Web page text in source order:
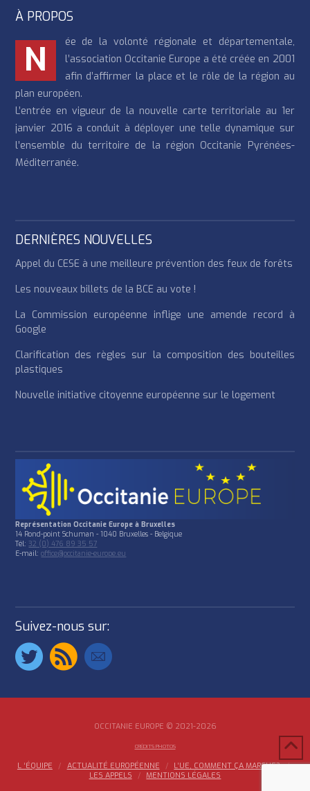
À PROPOS
N
ée de la volonté régionale et départementale,
l’association Occitanie Europe a été créée en 2001
afin d’affirmer la place et le rôle de la région au
plan européen.
L’entrée en vigueur de la nouvelle carte territoriale au 1er
janvier 2016 a conduit à déployer une telle dynamique sur
l’ensemble du territoire de la région Occitanie Pyrénées-
Méditerranée.
DERNIÈRES NOUVELLES
Appel du CESE à une meilleure prévention des feux de forêts
Les nouveaux billets de la BCE au vote !
La Commission européenne inflige une amende record à
Google
Clarification des règles sur la composition des bouteilles
plastiques
Nouvelle initiative citoyenne européenne sur le logement
Représentation Occitanie Europe à Bruxelles
14 Rond-point Schuman - 1040 Bruxelles - Belgique
Tél:32 (0) 476 89 35 57
E-mail:office@occitanie-europe.eu
Suivez-nous sur:
OCCITANIE EUROPE © 2021-2026
CRÉDITS PHOTOS
L ‘ÉQUIPE ACTUALITÉ EUROPÉENNE
L’UE, COMMENT ÇA MARCHE?
LES APPELS
MENTIONS LÉGALES